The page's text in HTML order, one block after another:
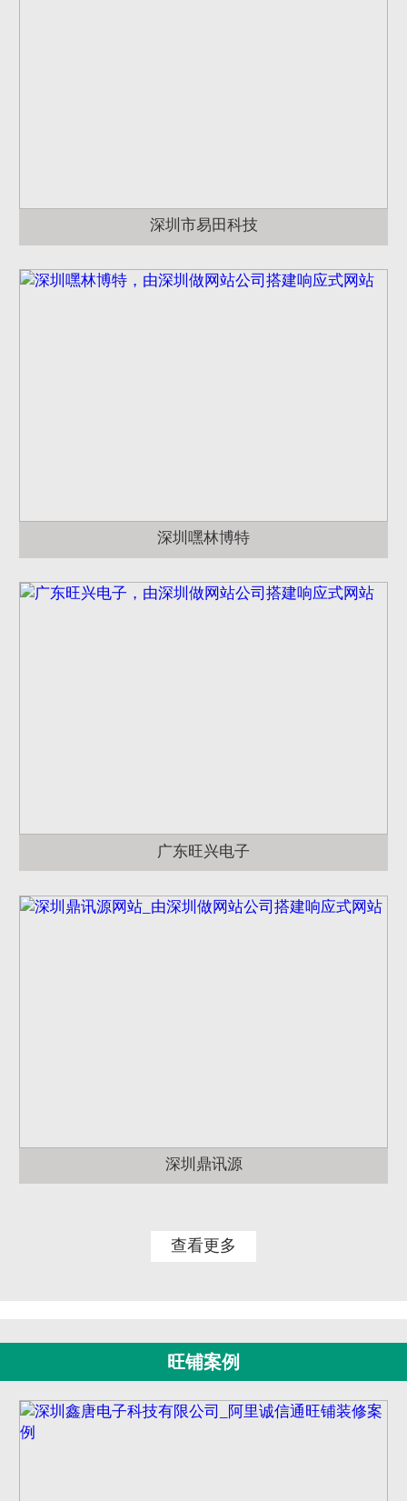
深圳市易田科技
深圳嘿林博特
广东旺兴电子
深圳鼎讯源
查看更多
旺铺案例